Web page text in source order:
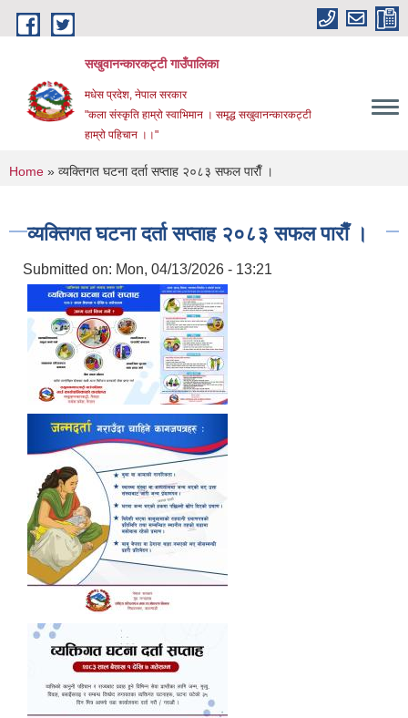
Skip to main content
सखुवानन्कारकट्टी गाउँपालिका
मधेस प्रदेश, नेपाल सरकार
"कला संस्कृति हाम्रो स्वाभिमान । समृद्ध सखुवानन्कारकट्टी
हाम्रो पहिचान ।।"
You are here
Home » व्यक्तिगत घटना दर्ता सप्ताह २०८३ सफल पाराैँ ।
व्यक्तिगत घटना दर्ता सप्ताह २०८३ सफल पाराैँ ।
Submitted on: Mon, 04/13/2026 - 13:21